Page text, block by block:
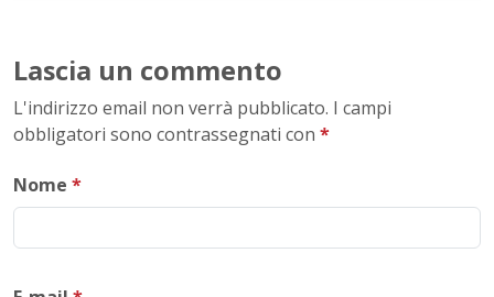
Lascia un commento
L'indirizzo email non verrà pubblicato. I campi
obbligatori sono contrassegnati con *
Nome *